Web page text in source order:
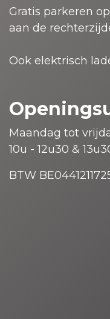
Gratis parkeren
aan de
Ook elektrisch
Maandag tot
10u - 12u30 &
BTW